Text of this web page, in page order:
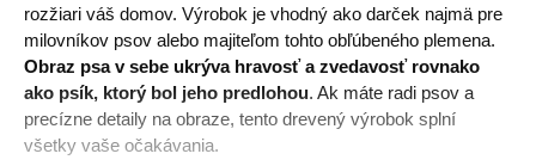
rozžiari váš domov. Výrobok je vhodný ako darček najmä pre
milovníkov psov alebo majiteľom tohto obľúbeného plemena.
Obraz psa v sebe ukrýva hravosť a zvedavosť rovnako
ako psík, ktorý bol jeho predlohou. Ak máte radi psov a
precízne detaily na obraze, tento drevený výrobok splní
všetky vaše očakávania.